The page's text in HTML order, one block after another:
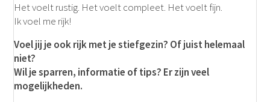
Het voelt rustig. Het voelt compleet. Het voelt fijn.
Ik voel me rijk!
Voel jij je ook rijk met je stiefgezin? Of juist helemaal
niet?
Wil je sparren, informatie of tips? Er zijn veel
mogelijkheden.